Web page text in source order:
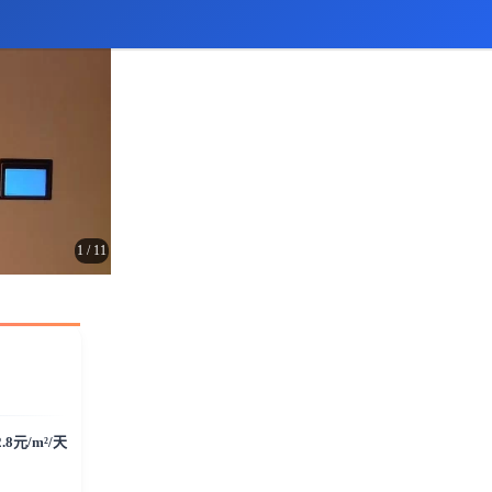
1 / 11
元/m²/天